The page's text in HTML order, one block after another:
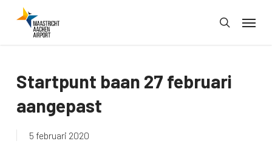
search
Menu
Startpunt baan 27 februari
aangepast
5 februari 2020